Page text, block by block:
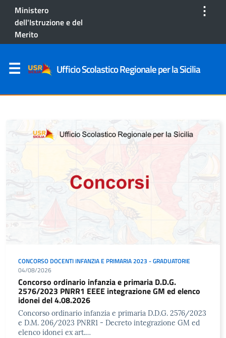
Ministero
dell'Istruzione e del
Merito
⋮
Ufficio Scolastico Regionale per la Sicilia
CONCORSO DOCENTI INFANZIA E PRIMARIA 2023 - GRADUATORIE
04/08/2026
Concorso ordinario infanzia e primaria D.D.G.
2576/2023 PNRR1 EEEE integrazione GM ed elenco
idonei del 4.08.2026
Concorso ordinario infanzia e primaria D.D.G. 2576/2023
e D.M. 206/2023 PNRR1 - Decreto integrazione GM ed
elenco idonei ex art.…